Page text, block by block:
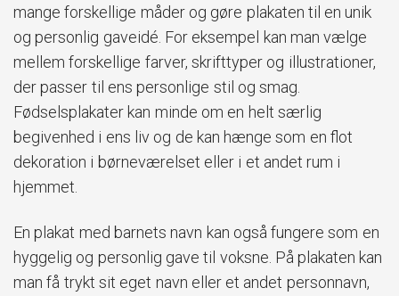
mange forskellige måder og gøre plakaten til en unik
og personlig gaveidé. For eksempel kan man vælge
mellem forskellige farver, skrifttyper og illustrationer,
der passer til ens personlige stil og smag.
Fødselsplakater kan minde om en helt særlig
begivenhed i ens liv og de kan hænge som en flot
dekoration i børneværelset eller i et andet rum i
hjemmet.
En plakat med barnets navn kan også fungere som en
hyggelig og personlig gave til voksne. På plakaten kan
man få trykt sit eget navn eller et andet personnavn,